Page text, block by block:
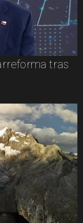
tras